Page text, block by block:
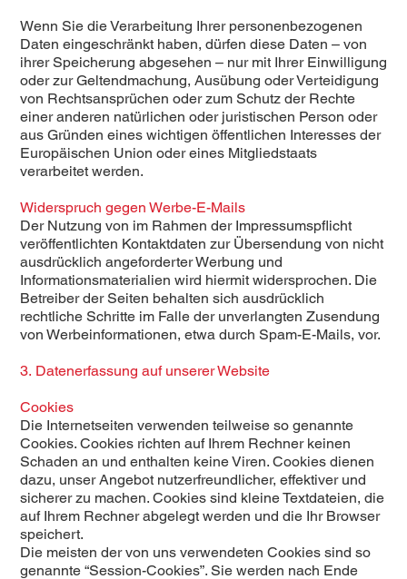
Wenn Sie die Verarbeitung Ihrer personenbezogenen
Daten eingeschränkt haben, dürfen diese Daten – von
ihrer Speicherung abgesehen – nur mit Ihrer Einwilligung
oder zur Geltendmachung, Ausübung oder Verteidigung
von Rechtsansprüchen oder zum Schutz der Rechte
einer anderen natürlichen oder juristischen Person oder
aus Gründen eines wichtigen öffentlichen Interesses der
Europäischen Union oder eines Mitgliedstaats
verarbeitet werden.
Widerspruch gegen Werbe-E-Mails
Der Nutzung von im Rahmen der Impressumspflicht
veröffentlichten Kontaktdaten zur Übersendung von nicht
ausdrücklich angeforderter Werbung und
Informationsmaterialien wird hiermit widersprochen. Die
Betreiber der Seiten behalten sich ausdrücklich
rechtliche Schritte im Falle der unverlangten Zusendung
von Werbeinformationen, etwa durch Spam-E-Mails, vor.
3. Datenerfassung auf unserer Website
Cookies
Die Internetseiten verwenden teilweise so genannte
Cookies. Cookies richten auf Ihrem Rechner keinen
Schaden an und enthalten keine Viren. Cookies dienen
dazu, unser Angebot nutzerfreundlicher, effektiver und
sicherer zu machen. Cookies sind kleine Textdateien, die
auf Ihrem Rechner abgelegt werden und die Ihr Browser
speichert.
Die meisten der von uns verwendeten Cookies sind so
genannte “Session-Cookies”. Sie werden nach Ende